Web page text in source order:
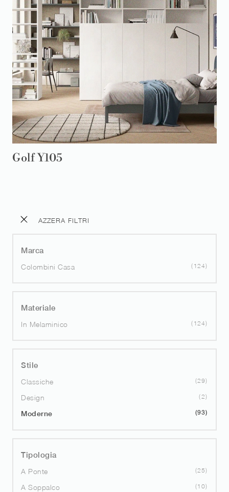
AZZERA FILTRI
Marca
Colombini Casa
124
Materiale
In Melaminico
124
Stile
Classiche
29
Design 2
Moderne 93
Tipologia
A Ponte
25
A Soppalco 10
Golf Y105